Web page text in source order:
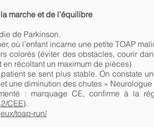
marche et de l’équilibre
de Parkinson.
où l’enfant incarne une petite TOAP
colorés (éviter des obstacles, courir
en récoltant un maximum de pièces)
se sent plus stable. On constate
une diminution des chutes » Neurologue
: marquage CE, confirme à la
CEE).
toap-run/